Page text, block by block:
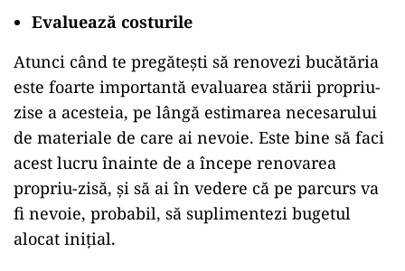
Evaluează costurile
Atunci când te pregătești să renovezi bucătăria
este foarte importantă evaluarea stării propriu-
zise a acesteia, pe lângă estimarea necesarului
de materiale de care ai nevoie. Este bine să faci
acest lucru înainte de a începe renovarea
propriu-zisă, și să ai în vedere că pe parcurs va
fi nevoie, probabil, să suplimentezi bugetul
alocat inițial.